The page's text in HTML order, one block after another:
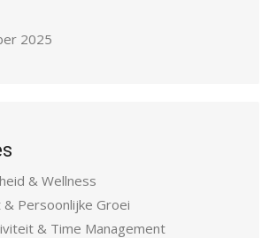
2025
& Wellness
& Persoonlijke Groei
& Time Management